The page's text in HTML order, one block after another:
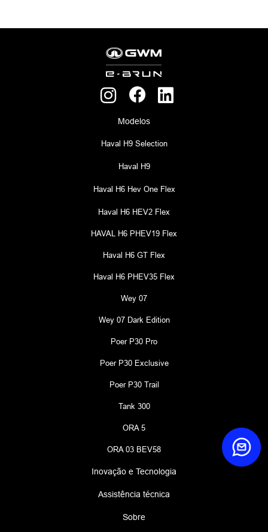
Modelos
Haval H9 Selection
Haval H9
Haval H6 Hev One Flex
Haval H6 HEV2 Flex
HAVAL H6 PHEV19 Flex
Haval H6 GT Flex
Haval H6 PHEV35 Flex
Wey 07
Wey 07 Dark Edition
Poer P30 Pro
Poer P30 Exclusive
Poer P30 Trail
Tank 300
ORA 5
ORA 03 BEV58
Inovação e Tecnologia
Assistência técnica
Sobre